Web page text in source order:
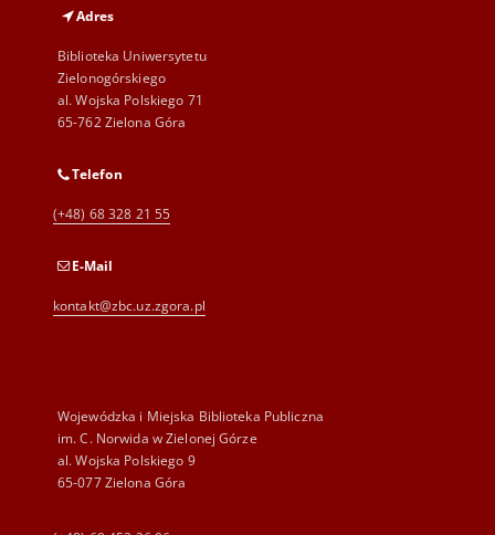
Adres
Biblioteka Uniwersytetu
Zielonogórskiego
al. Wojska Polskiego 71
65-762 Zielona Góra
Telefon
(+48) 68 328 21 55
E-Mail
kontakt@zbc.uz.zgora.pl
Wojewódzka i Miejska Biblioteka Publiczna
im. C. Norwida w Zielonej Górze
al. Wojska Polskiego 9
65-077 Zielona Góra